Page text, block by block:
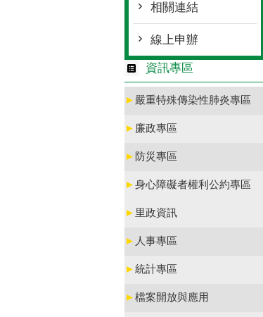
相關連結
線上申辦
資訊專區
► 嚴重特殊傳染性肺炎專區
► 廉政專區
► 防災專區
►身心障礙者權利公約專區
► 里政資訊
► 人事專區
►統計專區
►檔案開放與應用